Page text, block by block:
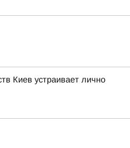
Киев устраивает лично